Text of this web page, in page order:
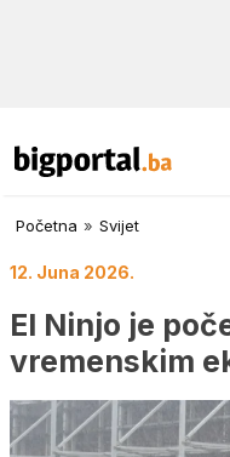
Početna » Svijet
12. Juna 2026.
El Ninjo je
vremenskim